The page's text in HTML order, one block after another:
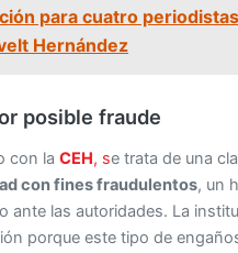
para cuatro
Hernández
posible fraude
con la CEH, se trata de una
con fines fraudulentos, un
ante las autoridades. La
porque este tipo de